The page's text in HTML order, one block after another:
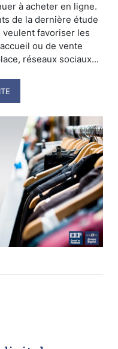
à acheter en ligne.
de la dernière étude
veulent favoriser les
ou de vente
réseaux sociaux...